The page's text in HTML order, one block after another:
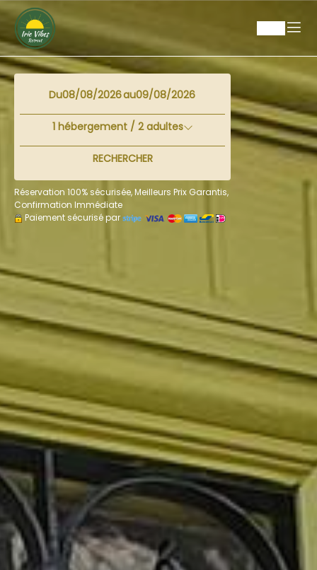
Du au
1 hébergement / 2adultes
RECHERCHER
Réservation 100% sécurisée, Meilleurs Prix Garantis,
Confirmation Immédiate
Paiement sécurisé par